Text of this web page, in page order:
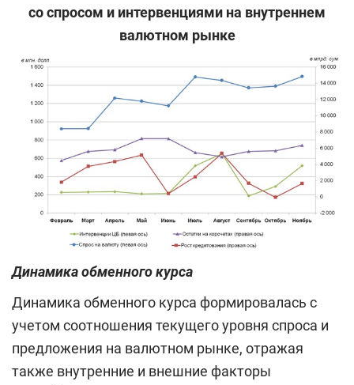
со спросом и интервенциями на внутреннем
валютном рынке
Динамика обменного курса
Динамика обменного курса формировалась с
учетом соотношения текущего уровня спроса и
предложения на валютном рынке, отражая
также внутренние и внешние факторы